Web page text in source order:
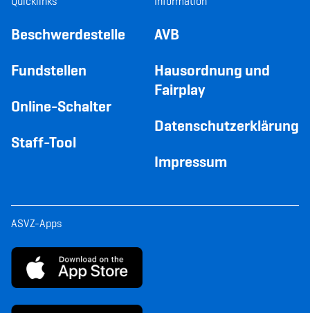
Beschwerdestelle
Fundstellen
Online-Schalter
Staff-Tool
AVB
Hausordnung und
Fairplay
Datenschutzerklärung
Impressum
ASVZ-Apps